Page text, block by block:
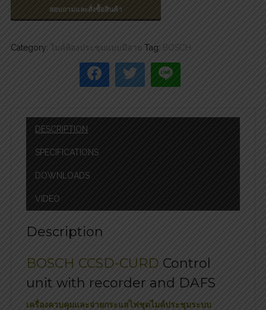
สอบถามและสั่งซื้อสินค้า
Category: ไมค์ห้องประชุมแบบมีสาย Tag: BOSCH
DESCRIPTION
SPECIFICATIONS
DOWNLOADS
VIDEO
Description
BOSCH CCSD-CURD Control
unit with recorder and DAFS
เครื่องควบคุมและจ่ายกระแสไฟชุดไมค์ประชุมระบบ